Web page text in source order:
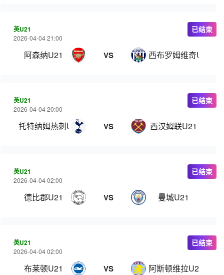
英U21
2026-04-04 21:00
阿森纳U21 VS 西布罗姆维奇U21
已结束
英U21
2026-04-04 20:00
托特纳姆热刺U21 VS 西汉姆联U21
已结束
英U21
2026-04-04 02:00
德比郡U21 VS 曼城U21
已结束
英U21
2026-04-04 02:00
布莱顿U21 VS 阿斯顿维拉U21
已结束